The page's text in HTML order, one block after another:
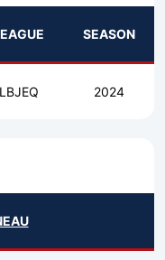
SEASON
LBJEQ 2024